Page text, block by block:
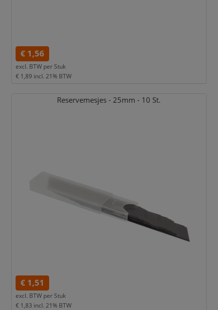
€ 1,56
excl. BTW per Stuk
€ 1,89 incl. 21% BTW
Reservemesjes - 25mm - 10 St.
€ 1,51
excl. BTW per Stuk
€ 1,83 incl. 21% BTW